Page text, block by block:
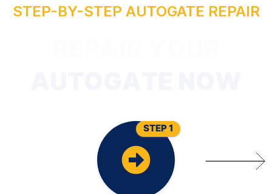
STEP-BY-STEP AUTOGATE REPAIR
R
STEP 1